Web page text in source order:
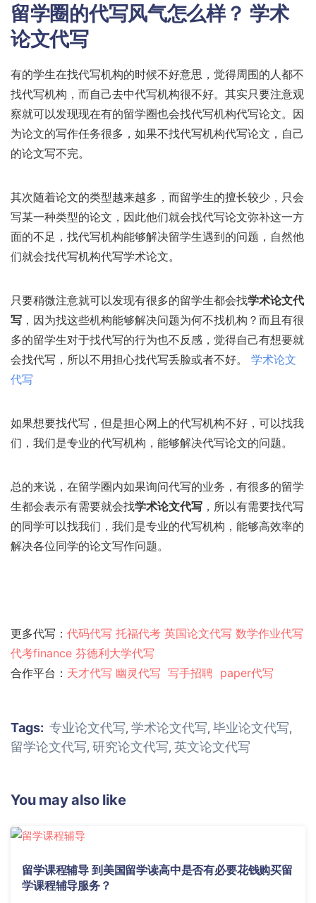
留学圈的代写风气怎么样？学术
论文代写
有的学生在找代写机构的时候不好意思，觉得周围的人都不
找代写机构，而自己去中代写机构很不好。其实只要注意观
察就可以发现现在有的留学圈也会找代写机构代写论文。因
为论文的写作任务很多，如果不找代写机构代写论文，自己
的论文写不完。
其次随着论文的类型越来越多，而留学生的擅长较少，只会
写某一种类型的论文，因此他们就会找代写论文弥补这一方
面的不足，找代写机构能够解决留学生遇到的问题，自然他
们就会找代写机构代写学术论文。
只要稍微注意就可以发现有很多的留学生都会找学术论文代
写 ，因为找这些机构能够解决问题为何不找机构？而且有很
多的留学生对于找代写的行为也不反感，觉得自己有想要就
会找代写，所以不用担心找代写丢脸或者不好。 学术论文
代写
如果想要找代写，但是担心网上的代写机构不好，可以找我
们，我们是专业的代写机构，能够解决代写论文的问题。
总的来说，在留学圈内如果询问代写的业务，有很多的留学
生都会表示有需要就会找学术论文代写 ，所以有需要找代写
的同学可以找我们，我们是专业的代写机构，能够高效率的
解决各位同学的论文写作问题。
更多代写： 代码代写 托福代考 英国论文代写 数学作业代写
代考finance 芬德利大学代写
合作平台： 天才代写 幽灵代写 写手招聘 paper代写
Tags: 专业论文代写, 学术论文代写, 毕业论文代写,
留学论文代写, 研究论文代写, 英文论文代写
You may also like
留学课程辅导 到美国留学读高中是否有必要花钱购买留
学课程辅导服务？